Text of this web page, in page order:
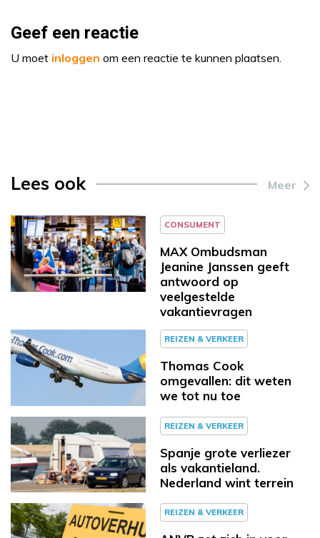
Geef een reactie
U moet inloggen om een reactie te kunnen plaatsen.
Lees ook Meer
CONSUMENT
MAX Ombudsman
Jeanine Janssen geeft
antwoord op
veelgestelde
vakantievragen
REIZEN & VERKEER
Thomas Cook
omgevallen: dit weten
we tot nu toe
REIZEN & VERKEER
Spanje grote verliezer
als vakantieland.
Nederland wint terrein
REIZEN & VERKEER